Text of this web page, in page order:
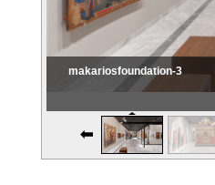
makariosfoundation-3